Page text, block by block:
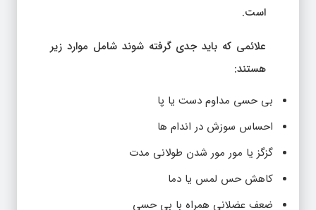
است.
علائمی که باید جدی گرفته شوند شامل موارد زیر
هستند:
بی حسی مداوم دست یا پا
احساس سوزش در اندام ها
گزگز یا مور مور شدن طولانی مدت
کاهش حس لمس یا دما
ضعف عضلانی همراه با بی حسی